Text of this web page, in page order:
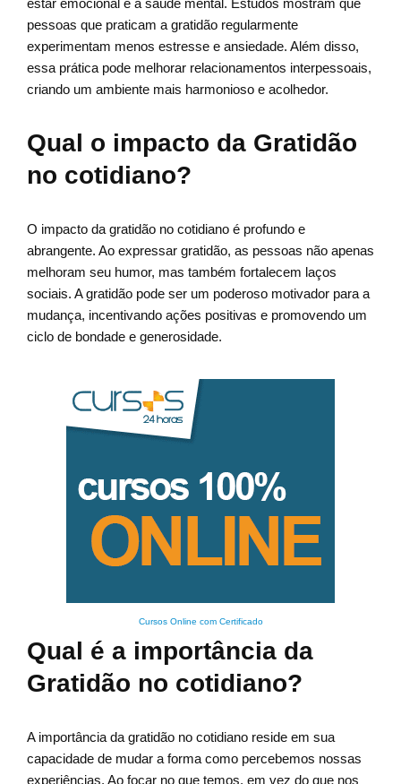
estar emocional e à saúde mental. Estudos mostram que
pessoas que praticam a gratidão regularmente
experimentam menos estresse e ansiedade. Além disso,
essa prática pode melhorar relacionamentos interpessoais,
criando um ambiente mais harmonioso e acolhedor.
Qual o impacto da Gratidão
no cotidiano?
O impacto da gratidão no cotidiano é profundo e
abrangente. Ao expressar gratidão, as pessoas não apenas
melhoram seu humor, mas também fortalecem laços
sociais. A gratidão pode ser um poderoso motivador para a
mudança, incentivando ações positivas e promovendo um
ciclo de bondade e generosidade.
Cursos Online com Certificado
Qual é a importância da
Gratidão no cotidiano?
A importância da gratidão no cotidiano reside em sua
capacidade de mudar a forma como percebemos nossas
experiências. Ao focar no que temos, em vez do que nos